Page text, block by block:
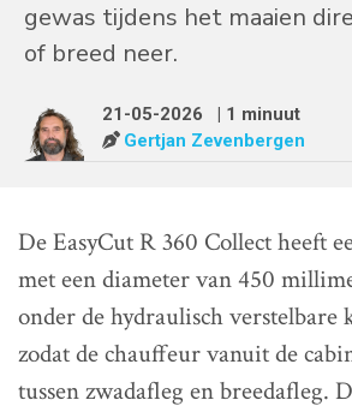
gewas tijdens het maaien
of breed neer.
21-05-2026
| 1 minuut
Gertjan Zevenbergen
De EasyCut R 360 Collect heeft
met een diameter van 450
onder de hydraulisch verstelbare
zodat de chauffeur vanuit de
tussen zwadafleg en breedafleg.